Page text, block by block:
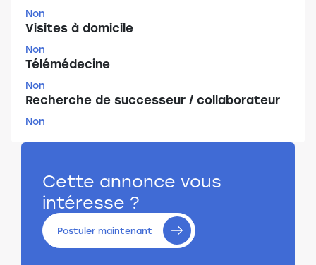
Non
Visites à domicile
Non
Télémédecine
Non
Recherche de successeur / collaborateur
Non
Cette annonce vous
intéresse ?
Postuler maintenant